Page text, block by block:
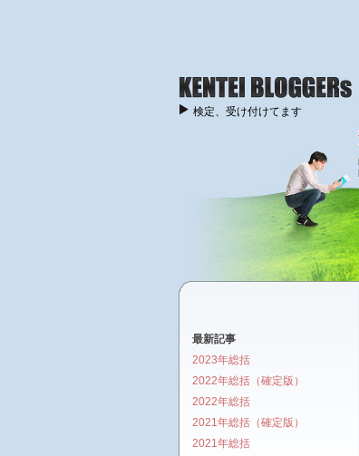
検定、受け付けてます
最新記事
2023年総括
2022年総括（確定版）
2022年総括
2021年総括（確定版）
2021年総括